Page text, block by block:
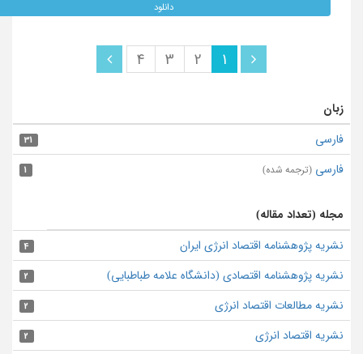
دانلود
1
2
3
4
زبان
فارسی 31
فارسی (ترجمه شده)
مجله (تعداد مقاله)
نشریه پژوهشنامه اقتصاد انرژی ایران 4
نشریه پژوهشنامه اقتصادی (دانشگاه علامه طباطبایی)
نشریه مطالعات اقتصاد انرژی
نشریه اقتصاد انرژی